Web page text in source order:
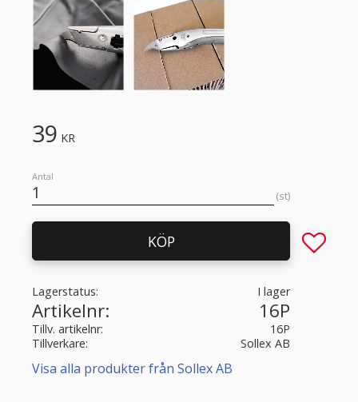
39 KR
Antal
st
KÖP Lägg till
Lagerstatus I lager
Artikelnr 16P
Tillv. artikelnr
16P
Tillverkare
Sollex AB
Visa alla produkter från Sollex AB